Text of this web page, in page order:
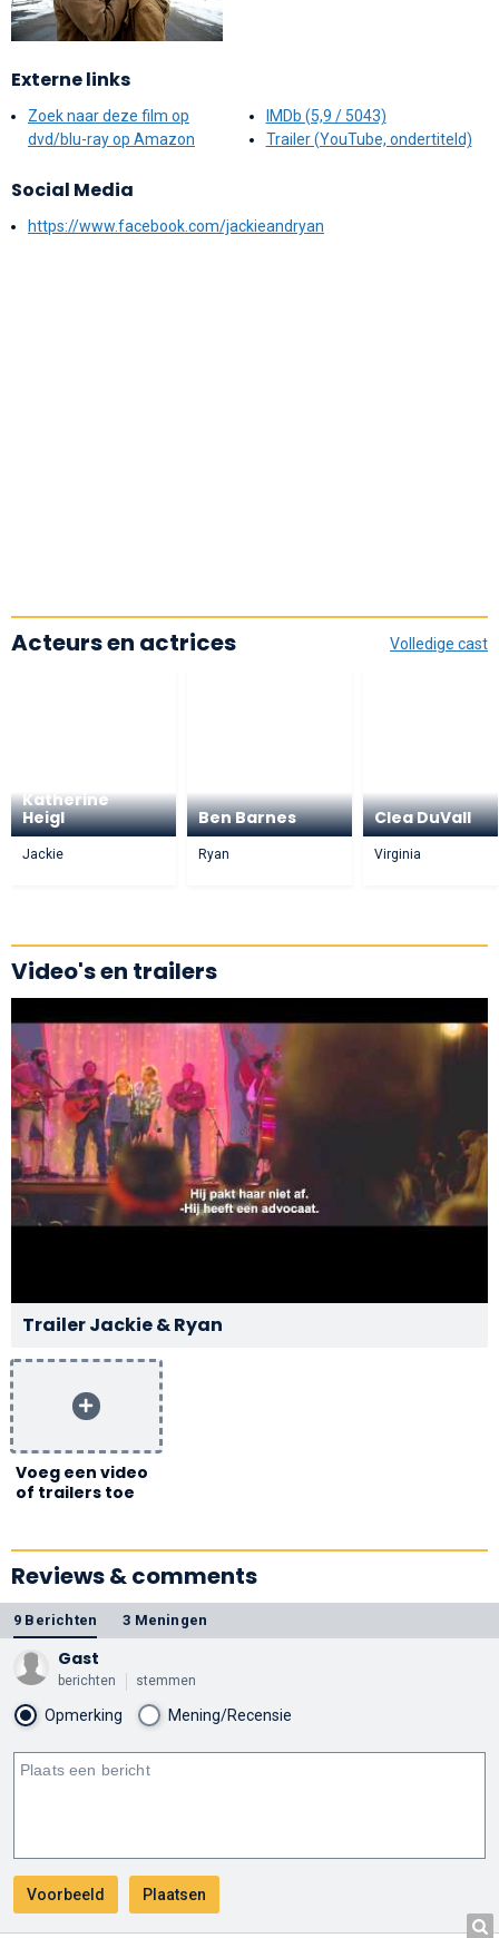
Externe links
Zoek naar deze film op
dvd/blu-ray op Amazon
IMDb (5,9 / 5043)
Trailer (YouTube, ondertiteld)
Social Media
https://www.facebook.com/jackieandryan
Volledige cast
Acteurs en actrices
Katherine
Heigl
Jackie
Ben Barnes
Ryan
Clea DuVall
Virginia
Video's en trailers
Trailer Jackie & Ryan
Voeg een video
of trailers toe
Reviews & comments
9 Berichten 3 Meningen
Gast
berichten stemmen
Opmerking Mening/Recensie